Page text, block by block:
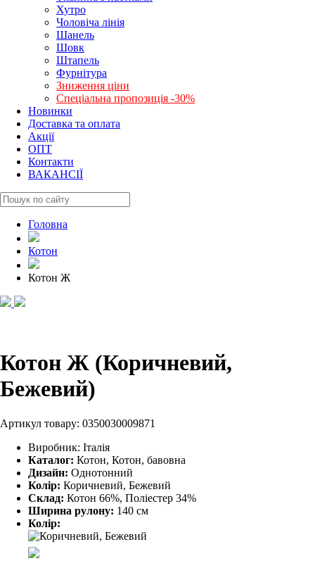
Хутро
Чоловіча лінія
Шанель
Шовк
Штапель
Фурнітура
Зниження ціни
Спеціальна пропозиція -30%
Новинки
Доставка та оплата
Акції
ОПТ
Контакти
ВАКАНСІЇ
Головна
Котон
Котон Ж
Котон Ж (Коричневий,
Бежевий)
Артикул товару: 0350030009871
Виробник: Італія
Каталог: Котон, Котон, бавовна
Дизайн: Однотонний
Колір: Коричневий, Бежевий
Склад: Котон 66%, Поліестер 34%
Ширина рулону: 140 см
Колір: